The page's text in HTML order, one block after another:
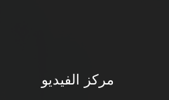
مركز الفيديو